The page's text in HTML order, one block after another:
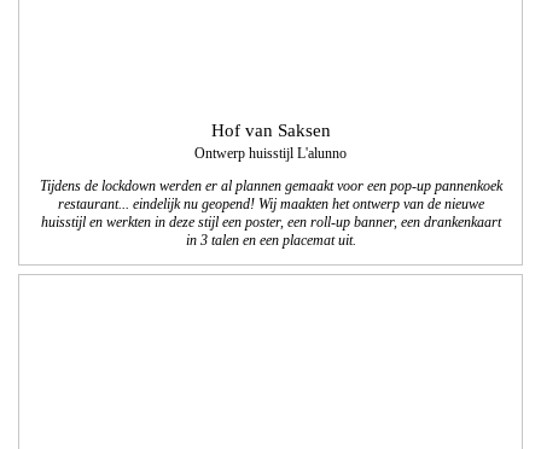
Hof van Saksen
Ontwerp huisstijl L'alunno
Tijdens de lockdown werden er al plannen gemaakt voor een pop-up pannenkoek
restaurant... eindelijk nu geopend! Wij maakten het ontwerp van de nieuwe
huisstijl en werkten in deze stijl een poster, een roll-up banner, een drankenkaart
in 3 talen en een placemat uit.